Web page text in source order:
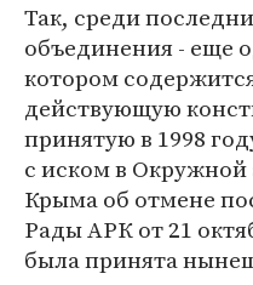
Так, среди
объединения - еще
котором
действующую
принятую в 1998
с иском в
Крыма об отмене
Рады АРК от 21
была принята